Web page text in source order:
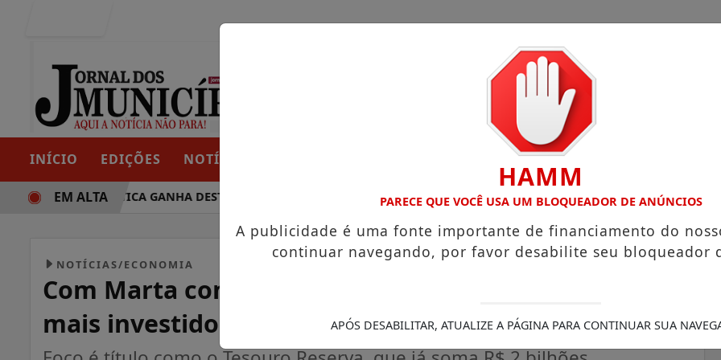
INÍCIO EDIÇÕES NOTÍCIAS
POLÍTICA GANHA DESTAQUE EM PORTO GRANDE COM ATUAÇÃO VOLTADA AO MUNICÍPIO RECEITA FEDERAL
EM ALTA
NOTÍCIAS/ECONOMIA
Com Marta como embaixadora, Tesouro quer atrair
mais investidores
HAMM
PARECE QUE VOCÊ USA UM BLOQUEADOR DE ANÚNCIOS
A publicidade é uma fonte importante de financiamento do
continuar navegando, por favor desabilite seu bloqueador
APÓS DESABILITAR, ATUALIZE A PÁGINA PARA CONTINUAR SUA